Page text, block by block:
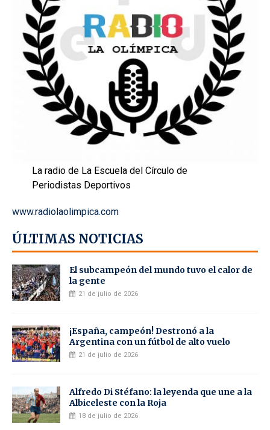
La radio de La Escuela del Círculo de
Periodistas Deportivos
www.radiolaolimpica.com
ÚLTIMAS NOTICIAS
El subcampeón del mundo tuvo el calor de
la gente
21 de julio de 2026
¡España, campeón! Destronó a la
Argentina con un fútbol de alto vuelo
21 de julio de 2026
Alfredo Di Stéfano: la leyenda que une a la
Albiceleste con la Roja
18 de julio de 2026